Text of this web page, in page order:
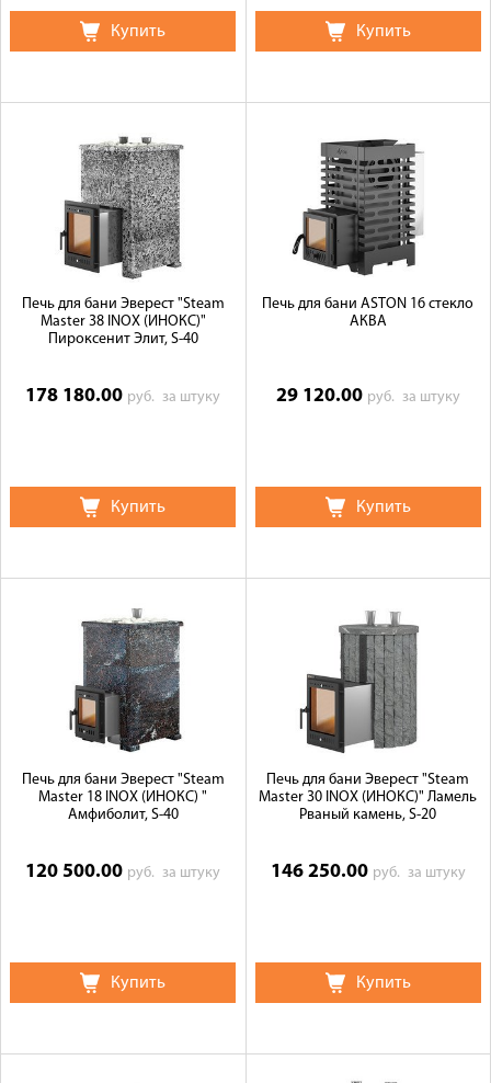
Купить Купить
Печь для бани Эверест "Steam
Master 38 INOX (ИНОКС)"
Пироксенит Элит, S-40
178 180.00 руб.за штуку
Купить
Печь для бани ASTON 16 стекло
АКВА
29 120.00 руб. за штуку
Купить
Печь для бани Эверест "Steam
Master 18 INOX (ИНОКС) "
Амфиболит, S-40
120 500.00 руб.за штуку
Купить
Печь для бани Эверест "Steam
Master 30 INOX (ИНОКС)" Ламель
Рваный камень, S-20
146 250.00 руб. за штуку
Купить